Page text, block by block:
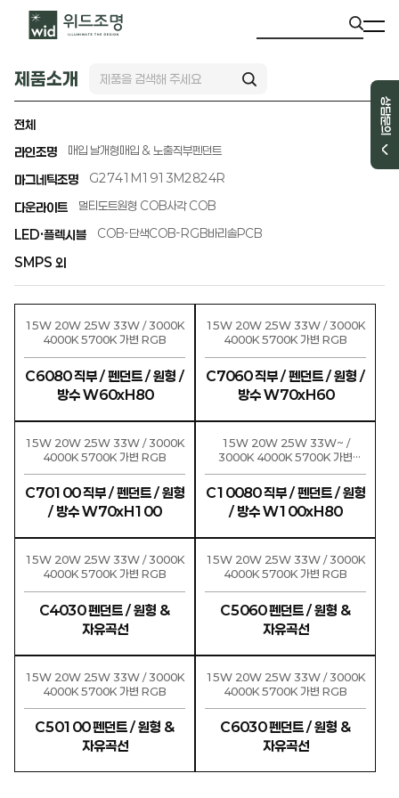
상담문의
제품소개
전체
라인조명
매입 날개형매입 & 노출직부펜던트
마그네틱조명 G2741 M1913M2824R
다운라이트 멀티도트원형 COB사각 COB
LED·플렉시블 COB-단색COB-RGB바리솔PCB
SMPS 외
15W 20W 25W 33W / 3000K
4000K 5700K 가변 RGB
C6080 직부 / 펜던트 / 원형 /
방수 W60xH80
15W 20W 25W 33W / 3000K
4000K 5700K 가변 RGB
C7060 직부 / 펜던트 / 원형 /
방수 W70xH60
15W 20W 25W 33W / 3000K
4000K 5700K 가변 RGB
C70100 직부 / 펜던트 / 원형
/ 방수 W70xH100
15W 20W 25W 33W~ /
3000K 4000K 5700K 가변
C10080 직부 / 펜던트 / 원형
/ 방수 W100xH80
15W 20W 25W 33W / 3000K
4000K 5700K 가변 RGB
C4030 펜던트 / 원형 &
자유곡선
15W 20W 25W 33W / 3000K
4000K 5700K 가변 RGB
C5060 펜던트 / 원형 &
자유곡선
15W 20W 25W 33W / 3000K
4000K 5700K 가변 RGB
C50100 펜던트 / 원형 &
자유곡선
15W 20W 25W 33W / 3000K
4000K 5700K 가변 RGB
C6030 펜던트 / 원형 &
자유곡선